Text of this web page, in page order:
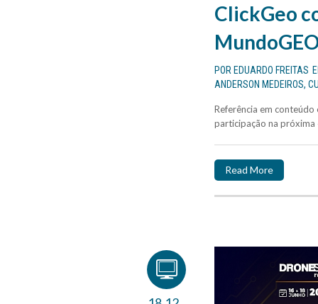
ClickGeo
POR EDUARDO FREITAS
ANDERSON MEDEIROS,
Referência em
participação na próxima
Read More